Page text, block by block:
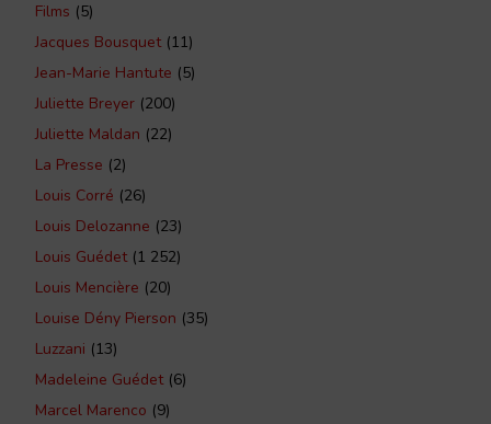
Films (5)
Jacques Bousquet(11)
Jean-Marie Hantute (5)
Juliette Breyer (200)
Juliette Maldan (22)
La Presse (2)
Louis Corré (26)
Louis Delozanne (23)
Louis Guédet(1 252)
Louis Mencière (20)
Louise Dény Pierson (35)
Luzzani (13)
Madeleine Guédet(6)
Marcel Marenco (9)